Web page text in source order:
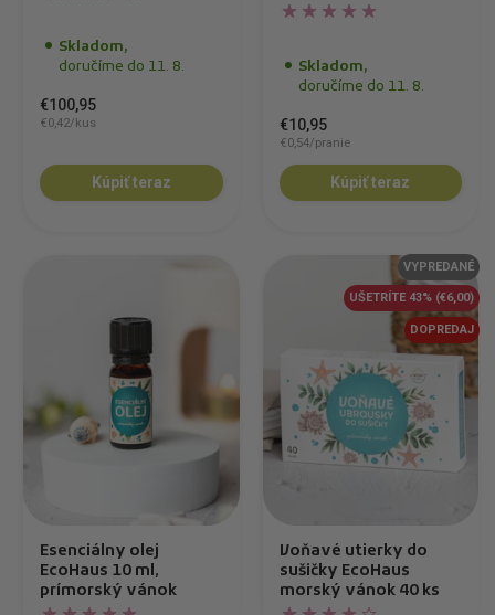
Skladom,
doručíme do 11. 8.
€100,95
€0,42/kus
Kúpiť teraz
Skladom,
doručíme do 11. 8.
€10,95
€0,54/pranie
Kúpiť teraz
Esenciálny olej
EcoHaus 10 ml,
prímorský vánok
Voňavé utierky do
sušičky EcoHaus
morský vánok 40 ks
VYPREDANÉ
UŠETRÍTE 43% (€6,00)
DOPREDAJ